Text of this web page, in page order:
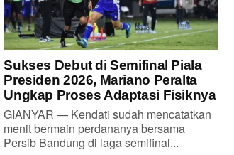
Sukses Debut di Semifinal Piala
Presiden 2026, Mariano Peralta
Ungkap Proses Adaptasi Fisiknya
GIANYAR — Kendati sudah mencatatkan
menit bermain perdananya bersama
Persib Bandung di laga semifinal...